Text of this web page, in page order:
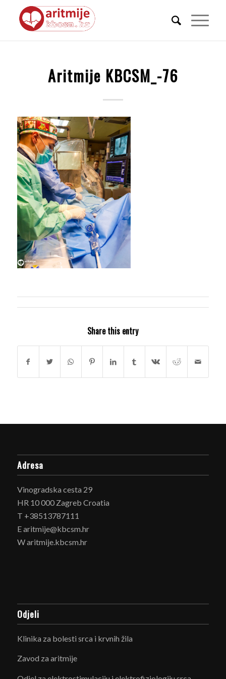
Aritmije KBCSM_-76
Share this entry
Adresa
Vinogradska cesta 29
HR 10 000 Zagreb Croatia
T +38513787111
E aritmije@kbcsm.hr
W aritmije.kbcsm.hr
Odjeli
Klinika za bolesti srca i krvnih žila
Zavod za aritmije